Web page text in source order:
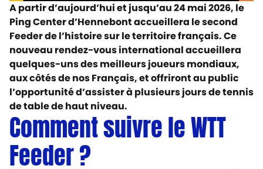
A partir d’aujourd’hui et jusqu’au 24 mai 2026, le
Ping Center d’Hennebont accueillera le second
Feeder de l’histoire sur le territoire français.Ce
nouveau rendez-vous international accueillera
quelques-uns des meilleurs joueurs mondiaux,
aux côtés de nos Français, et offriront au public
l’opportunité d’assister à plusieurs jours de tennis
de table de haut niveau.
Comment suivre le WTT
Feeder ?